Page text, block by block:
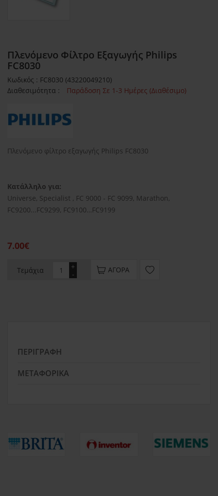
Πλενόμενο Φίλτρο Εξαγωγής Philips
FC8030
Κωδικός : FC8030 (43220049210)
Διαθεσιμότητα :
Παράδοση Σε 1-3 Ημέρες (Διαθέσιμο)
Πλενόμενο φίλτρο εξαγωγής Philips FC8030
Κατάλληλο για:
Universe, Specialist , FC 9000 - FC 9099, Marathon,
FC9200...FC9299, FC9100…FC9199
7.00€
Τεμάχια -
+ ΑΓΟΡΆ
ΠΕΡΙΓΡΑΦΉ
ΜΕΤΑΦΟΡΙΚΆ